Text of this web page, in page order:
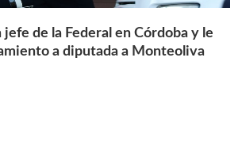
de la Federal en Córdoba y le
a diputada a Monteoliva